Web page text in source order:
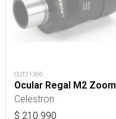
OUT31366
Ocular Regal M2 Zoom
Celestron
$ 210.990